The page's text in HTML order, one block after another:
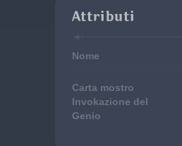
Attributi
Nome
Carta mostro
Invokazione del
Genio